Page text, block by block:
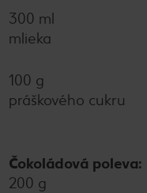
300 ml
mlieka
100 g
práškového cukru
Čokoládová poleva:
200 g